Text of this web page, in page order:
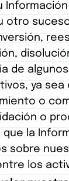
otro
de
ya sea
o
o
que la
sobre
los